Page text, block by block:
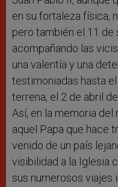
en su fortaleza física,
pero también el 11
acompañando las
una valentía y una
testimoniadas hasta
terrena, el 2 de abril
Así, en la memoria del
aquel Papa que hace
venido de un país
visibilidad a la Iglesia
sus numerosos viajes